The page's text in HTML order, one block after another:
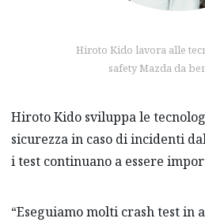
Hiroto Kido lavora alle
safety Mazda da
Hiroto Kido sviluppa le
sicurezza in caso di incidenti
i test continuano a essere
“Eseguiamo molti crash test